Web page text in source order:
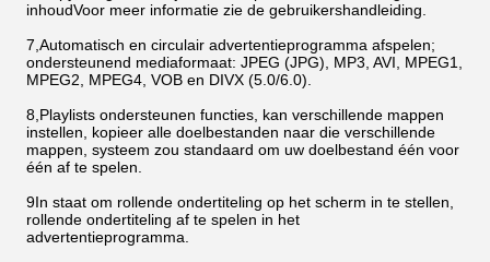
inhoudVoor meer informatie zie de gebruikershandleiding.
7,Automatisch en circulair advertentieprogramma afspelen;
ondersteunend mediaformaat: JPEG (JPG), MP3, AVI, MPEG1,
MPEG2, MPEG4, VOB en DIVX (5.0/6.0).
8,Playlists ondersteunen functies, kan verschillende mappen
instellen, kopieer alle doelbestanden naar die verschillende
mappen, systeem zou standaard om uw doelbestand één voor
één af te spelen.
9In staat om rollende ondertiteling op het scherm in te stellen,
rollende ondertiteling af te spelen in het
advertentieprogramma.